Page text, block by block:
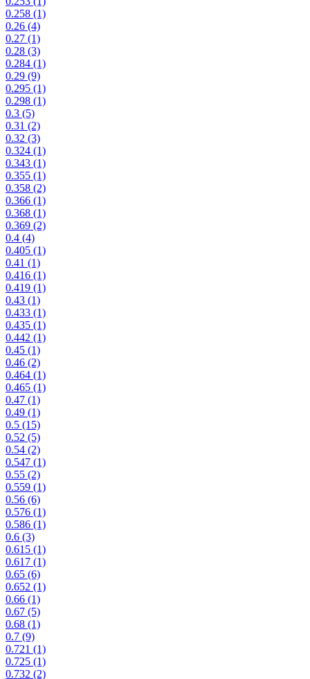
0.258 (1)
0.26 (4)
0.27 (1)
0.28 (3)
0.284 (1)
0.29 (9)
0.295 (1)
0.298 (1)
0.3 (5)
0.31 (2)
0.32 (3)
0.324 (1)
0.343 (1)
0.355 (1)
0.358 (2)
0.366 (1)
0.368 (1)
0.369 (2)
0.4 (4)
0.405 (1)
0.41 (1)
0.416 (1)
0.419 (1)
0.43 (1)
0.433 (1)
0.435 (1)
0.442 (1)
0.45 (1)
0.46 (2)
0.464 (1)
0.465 (1)
0.47 (1)
0.49 (1)
0.5 (15)
0.52 (5)
0.54 (2)
0.547 (1)
0.55 (2)
0.559 (1)
0.56 (6)
0.576 (1)
0.586 (1)
0.6 (3)
0.615 (1)
0.617 (1)
0.65 (6)
0.652 (1)
0.66 (1)
0.67 (5)
0.68 (1)
0.7 (9)
0.721 (1)
0.725 (1)
0.732 (2)